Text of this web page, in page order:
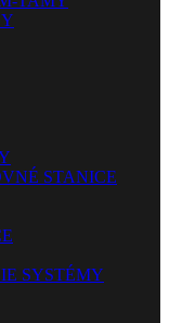
STANICE
SYSTÉMY